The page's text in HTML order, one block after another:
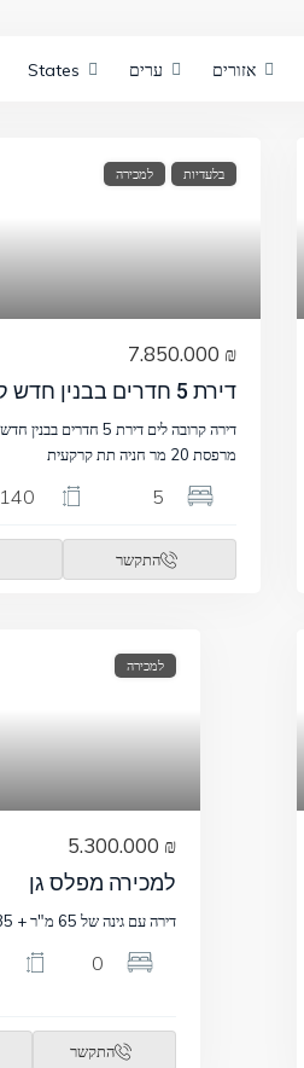
States ערים אזורים
למכירה בלעדיות
₪ 7.850.000
דירת 5 חדרים בבנין חדש קרוב לים
מרפסת 20 מר חניה תת קרקעית
5
140 m
התקשר
למכירה
₪ 5.300.000
למכירה מפלס גן
דירה עם גינה של 65 מ"ר + 35 מ"ר גינה פרטית בפלורנטין
0
התקשר